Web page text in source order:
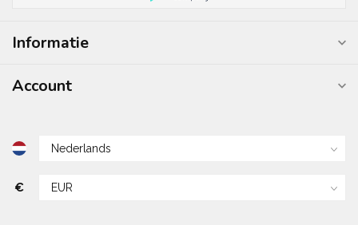
Informatie
Account
€